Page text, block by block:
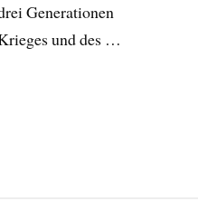
Generationen
und des …